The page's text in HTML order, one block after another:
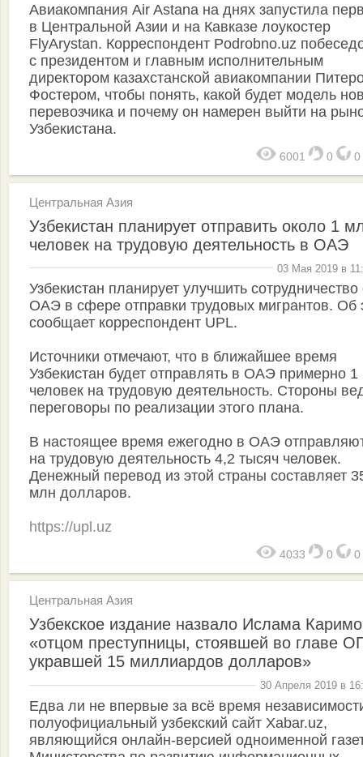
Авиакомпания Air Astana на днях запустила
в Центральной Азии и на Кавказе лоукостер
FlyArystan. Корреспондент Podrobno.uz
с президентом и главным исполнительным
директором казахстанской авиакомпании
Фостером, чтобы понять, какой будет модель
перевозчика и почему он намерен выйти на
Узбекистана.
6001 0 0
Центральная Азия
Узбекистан планирует отправить около 1
человек на трудовую деятельность в ОАЭ
03 Мая 2019 в
Узбекистан планирует улучшить сотрудничество
ОАЭ в сфере отправки трудовых мигрантов. Об
сообщает корреспондент UPL.
Источники отмечают, что в ближайшее время
Узбекистан будет отправлять в ОАЭ примерно
человек на трудовую деятельность. Стороны
переговоры по реализации этого плана.
В настоящее время ежегодно в ОАЭ
на трудовую деятельность 4,2 тысяч человек.
Денежный перевод из этой страны составляет
млн долларов.
https://upl.uz
4033 0 0
Центральная Азия
Узбекское издание назвало Ислама
«отцом преступницы, стоявшей во главе
укравшей 15 миллиардов долларов»
30 Апреля 2019 в
Едва ли не впервые за всё время
полуофициальный узбекский сайт Xabar.uz,
являющийся онлайн-версией одноименной